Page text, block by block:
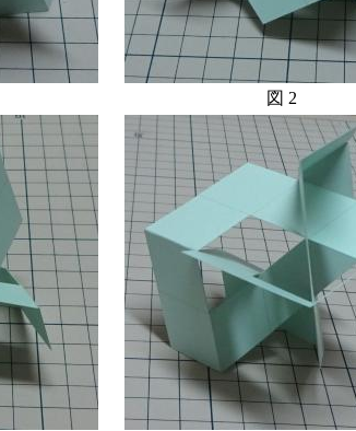
図 2